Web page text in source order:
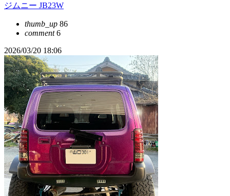
ジムニー JB23W
thumb_up 86
comment6
2026/03/20 18:06